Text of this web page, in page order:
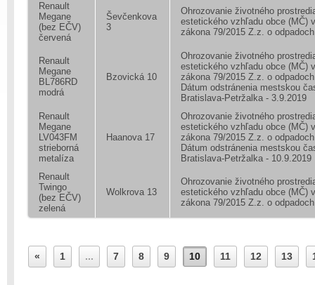
Renault
Megane
(bez EČV)
červená
Ševčenkova
3
Ohrozovanie životného
estetického vzhľadu obce (MČ)
zákona 79/2015 Z.z. o odpadoch
Renault
Megane
BL786RD
modrá
Bzovická 10
Ohrozovanie životného
estetického vzhľadu obce (MČ)
zákona 79/2015 Z.z. o odpadoch
Dátum odstránenia mestskou
Bratislava-Petržalka - 3.9.2019
Renault
Megane
LV043FM
strieborná
metalíza
Haanova 17
Ohrozovanie životného
estetického vzhľadu obce (MČ)
zákona 79/2015 Z.z. o odpadoch
Dátum odstránenia mestskou
Bratislava-Petržalka - 10.9.2019
Renault
Twingo
(bez EČV)
zelená
Wolkrova 13
Ohrozovanie životného
estetického vzhľadu obce (MČ)
zákona 79/2015 Z.z. o odpadoch
« 1 ... 7 8 9 10 11 12 13